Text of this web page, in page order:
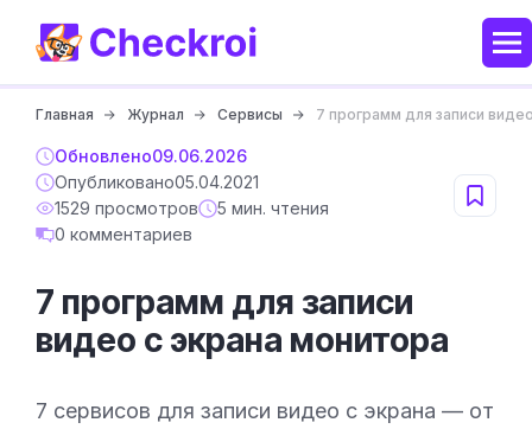
Главная Журнал Сервисы 7 программ для записи
Обновлено09.06.2026
Опубликовано05.04.2021
1529 просмотров
5 мин. чтения
0 комментариев
7 программ для записи
видео с экрана монитора
7 сервисов для записи видео с экрана — от